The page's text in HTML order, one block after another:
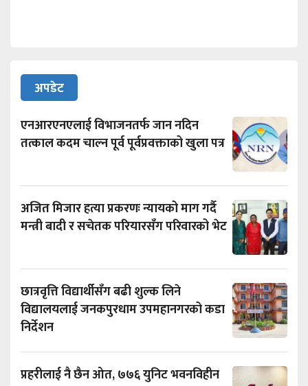
अपडेट
एनआरएनएलाई विभाजनतर्फ जान नदिन
तत्काल कदम चाल्न पूर्व पूर्वप्रवक्ताको खुला पत्र
अजित मिजार हत्या प्रकरणः न्यायको माग गर्दै
मन्त्री बादी र सचेतक परियारसँग परिवारको भेट
छात्रवृत्ति विद्यार्थीसँग बढी शुल्क लिने
विद्यालयलाई जनकपुरधाम उपमहानगरको कडा
निर्देशन
प्रहरीलाई नै छैन ओत, ७७६ युनिट भवनविहीन